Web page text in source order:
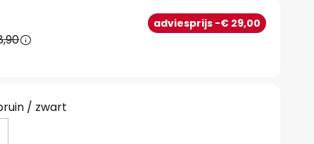
adviesprijs -€ 29,00
/ zwart